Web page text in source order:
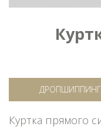
ДРОПШИППИНГ
Куртка прямого